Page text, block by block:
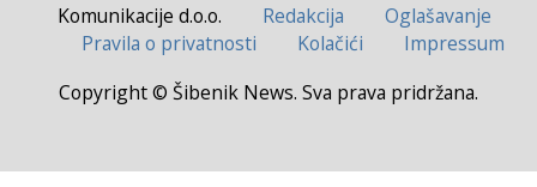
Komunikacije d.o.o. Redakcija
Oglašavanje
Pravila o privatnosti
Kolačići
Impressum
Copyright © Šibenik News. Sva prava pridržana.